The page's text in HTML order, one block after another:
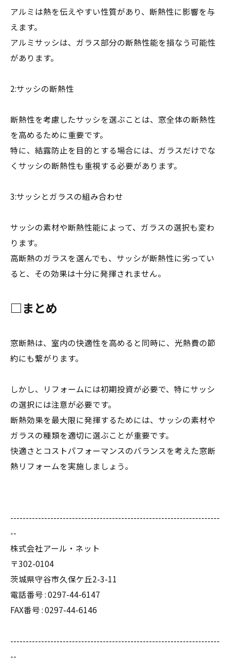
アルミは熱を伝えやすい性質があり、断熱性に影響を与
えます。
アルミサッシは、ガラス部分の断熱性能を損なう可能性
があります。
2:サッシの断熱性
断熱性を考慮したサッシを選ぶことは、窓全体の断熱性
を高めるために重要です。
特に、結露防止を目的とする場合には、ガラスだけでな
くサッシの断熱性も重視する必要があります。
3:サッシとガラスの組み合わせ
サッシの素材や断熱性能によって、ガラスの選択も変わ
ります。
高断熱のガラスを選んでも、サッシが断熱性に劣ってい
ると、その効果は十分に発揮されません。
□まとめ
窓断熱は、室内の快適性を高めると同時に、光熱費の節
約にも繋がります。
しかし、リフォームには初期投資が必要で、特にサッシ
の選択には注意が必要です。
断熱効果を最大限に発揮するためには、サッシの素材や
ガラスの種類を適切に選ぶことが重要です。
快適さとコストパフォーマンスのバランスを考えた窓断
熱リフォームを実施しましょう。
--------------------------------------------------------------------
--
株式会社アール・ネット
〒302-0104
茨城県守谷市久保ケ丘2-3-11
電話番号 :0297-44-6147
FAX番号 : 0297-44-6146
--------------------------------------------------------------------
--